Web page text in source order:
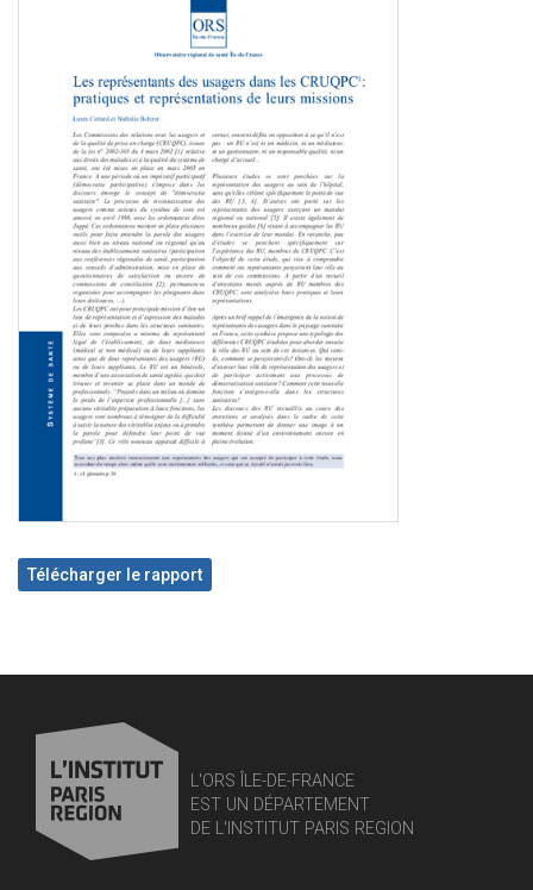
Télécharger le rapport
L'ORS ÎLE-DE-FRANCE
EST UN DÉPARTEMENT
DE L'INSTITUT PARIS REGION